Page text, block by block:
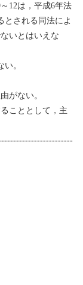
～ 12は，平成6年法
とされる同法によ
いとはいえな
い。
がない。
こととして，主